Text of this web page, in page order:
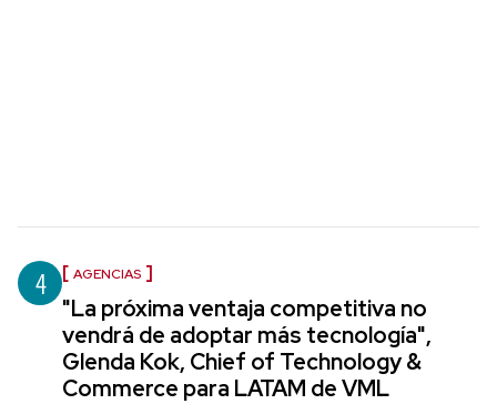
4 AGENCIAS
"La próxima ventaja competitiva no
vendrá de adoptar más tecnología",
Glenda Kok, Chief of Technology &
Commerce para LATAM de VML